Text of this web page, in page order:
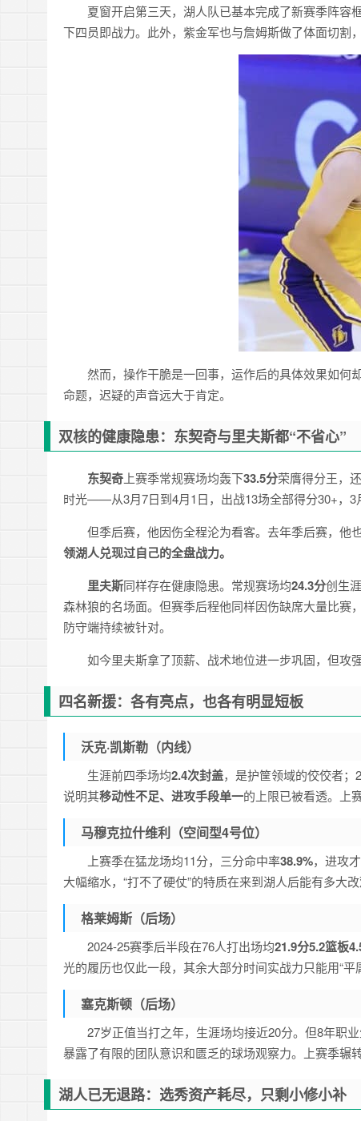
夏窗开启第三天，湖人队已基本完成了新赛季阵
下四员即战力。此外，紫金军也与詹姆斯做了体面切割
然而，操作干脆是一回事，运作后的具体效果如何
命题，迟疑的声音远大于肯定。
双核的健康隐患：东契奇与里夫斯都“不省心”
东契奇 上赛季常规赛场均轰下33.5分荣膺得分王，
时光——从3月7日到4月1日，出战13场全部得分30+，3
但季后赛，他因伤全程沦为看客。去年季后赛，他
领湖人兑现过自己的全盘战力。
里夫斯同样存在健康隐患。常规赛场均24.3分创生
森林狼的名场面。但赛季后程他同样因伤缺席大量比赛
防守端持续被针对。
如今里夫斯拿了顶薪、战术地位进一步巩固，但攻
四名新援：各有亮点，也各有明显短板
沃克·凯斯勒（内线）
生涯前四季场均2.4次封盖，是护筐领域的佼佼者；
说明其移动性不足、进攻手段单一的上限已被看透。上
马穆克拉什维利（空间型4号位）
上赛季在猛龙场均11分，三分命中率38.9%，进攻
大幅缩水，“打不了硬仗”的特质在来到湖人后能有多大改
格莱姆斯（后场）
2024-25赛季后半段在76人打出场均21.9分5.2篮板
光的履历也仅此一段，其余大部分时间实战力只能用“平
塞克斯顿（后场）
27岁正值当打之年，生涯场均接近20分。但8年职业
暴露了有限的团队意识和匮乏的球场观察力。上赛季辗
湖人已无退路：选秀资产耗尽，只剩小修小补